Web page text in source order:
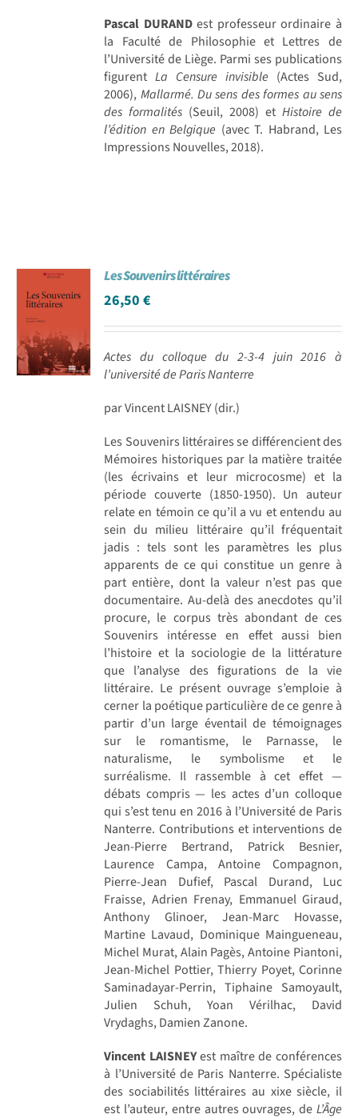
Pascal DURANDest professeur ordinaire à
la Faculté de Philosophie et Lettres de
l’Université de Liège. Parmi ses publications
figurent La Censure invisible (Actes Sud,
2006), Mallarmé. Du sens des formes au sens
des formalités (Seuil, 2008) etHistoire de
l’édition en Belgique (avec T. Habrand, Les
Impressions Nouvelles, 2018).
Les Souvenirs littéraires
26,50€
Actes du colloque du 2-3-4 juin 2016 à
l’université de Paris Nanterre
par Vincent LAISNEY (dir.)
Les Souvenirs littéraires se différencient des
Mémoires historiques par la matière traitée
(les écrivains et leur microcosme) et la
période couverte (1850-1950). Un auteur
relate en témoin ce qu’il a vu et entendu au
sein du milieu littéraire qu’il fréquentait
jadis : tels sont les paramètres les plus
apparents de ce qui constitue un genre à
part entière, dont la valeur n’est pas que
documentaire. Au-delà des anecdotes qu’il
procure, le corpus très abondant de ces
Souvenirs intéresse en effet aussi bien
l’histoire et la sociologie de la littérature
que l’analyse des figurations de la vie
littéraire. Le présent ouvrage s’emploie à
cerner la poétique particulière de ce genre à
partir d’un large éventail de témoignages
sur le romantisme, le Parnasse, le
naturalisme, le symbolisme et le
surréalisme. Il rassemble à cet effet —
débats compris — les actes d’un colloque
qui s’est tenu en 2016 à l’Université de Paris
Nanterre. Contributions et interventions de
Jean-Pierre Bertrand, Patrick Besnier,
Laurence Campa, Antoine Compagnon,
Pierre-Jean Dufief, Pascal Durand, Luc
Fraisse, Adrien Frenay, Emmanuel Giraud,
Anthony Glinoer, Jean-Marc Hovasse,
Martine Lavaud, Dominique Maingueneau,
Michel Murat, Alain Pagès, Antoine Piantoni,
Jean-Michel Pottier, Thierry Poyet, Corinne
Saminadayar-Perrin, Tiphaine Samoyault,
Julien Schuh, Yoan Vérilhac, David
Vrydaghs, Damien Zanone.
Vincent LAISNEYest maître de conférences
à l’Université de Paris Nanterre. Spécialiste
des sociabilités littéraires au xixe siècle, il
est l’auteur, entre autres ouvrages, de L’Âge